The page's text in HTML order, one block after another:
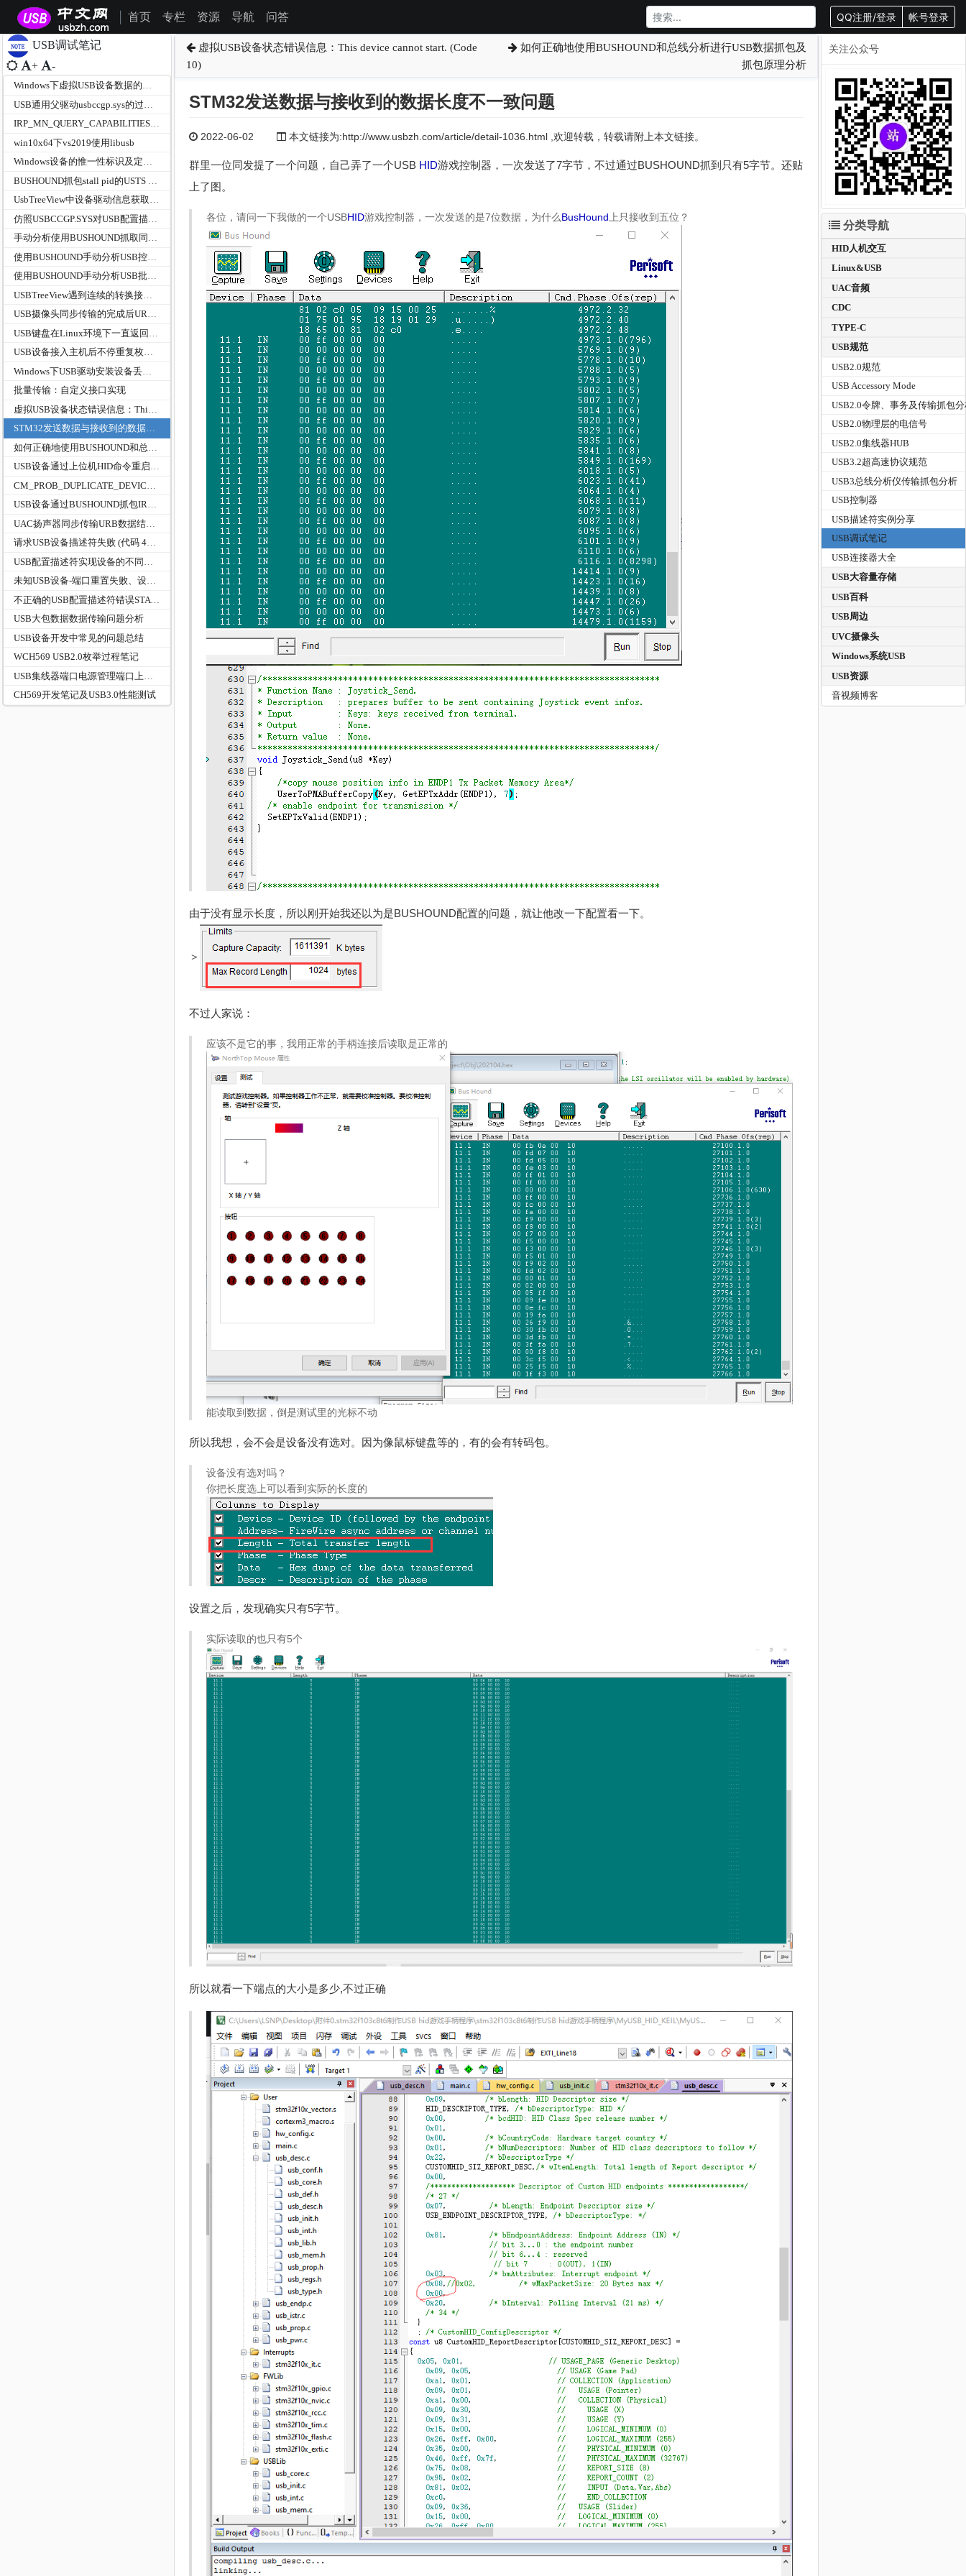
首页 专栏 资源 导航 问答 QQ注册/登录 帐号登录
USB调试笔记
+ -
Windows下虚拟USB设备数据的读写请求调试笔记
IRP_MN_QUERY_CAPABILITIES和IRP_MN_QUERY_INTERFACE在USB总线驱动中的作用
win10x64下vs2019使用libusb
Windows设备的惟一性标识及定位-DEVPKEY_Device_ContainerId
UsbTreeView中设备驱动信息获取方法
手动分析使用BUSHOUND抓取同步传输的URB
使用BUSHOUND手动分析USB批量传输的URB
USB摄像头同步传输的完成后URB参数
USB设备接入主机后不停重复枚举最后失败
批量传输：自定义接口实现
STM32发送数据与接收到的数据长度不一致问题
USB设备通过上位机HID命令重启几次后会出现未识别的USB设备，插拔设备端都没用，而是需要重启电脑才能恢复
USB设备通过BUSHOUND抓包IRP被取消USTS状态为0xC0010000
请求USB设备描述符失败 (代码 43)CM_PROB_FAILED_POST_START
未知USB设备-端口重置失败、设备描述符请求失败
USB大包数据数据传输问题分析
USB设备开发中常见的问题总结
WCH569 USB2.0枚举过程笔记
CH569开发笔记及USB3.0性能测试
虚拟USB设备状态错误信息：This device cannot start. (Code
10)
如何正确地使用BUSHOUND和总线分析进行USB数据抓包及
抓包原理分析
STM32发送数据与接收到的数据长度不一致问题
2022-06-02 本文链接为:http://www.usbzh.com/article/detail-1036.html ,欢迎转载，转载请附上本文链接。
群里一位同发提了一个问题，自己弄了一个USB HID游戏控制器，一次发送了7字节，不过通过BUSHOUND抓到只有5字节。还贴
上了图。
各位，请问一下我做的一个USBHID游戏控制器，一次发送的是7位数据，为什么BusHound 上只接收到五位？
由于没有显示长度，所以刚开始我还以为是BUSHOUND配置的问题，就让他改一下配置看一下。
＞
不过人家说：
应该不是它的事，我用正常的手柄连接后读取是正常的
能读取到数据，倒是测试里的光标不动
所以我想，会不会是设备没有选对。因为像鼠标键盘等的，有的会有转码包。
设备没有选对吗？
你把长度选上可以看到实际的长度的
设置之后，发现确实只有5字节。
实际读取的也只有5个
所以就看一下端点的大小是多少,不过正确
关注公众号
分类导航
HID人机交互
Linux&USB
UAC音频
CDC
TYPE-C
USB规范
USB2.0规范
USB Accessory Mode
USB2.0令牌、事务及传输抓包
USB2.0物理层的电信号
USB2.0集线器HUB
USB3.2超高速协议规范
USB3总线分析仪传输抓包分析
USB控制器
USB描述符实例分享
USB调试笔记
USB连接器大全
USB大容量存储
USB百科
USB周边
UVC摄像头
Windows系统USB
USB资源
音视频博客